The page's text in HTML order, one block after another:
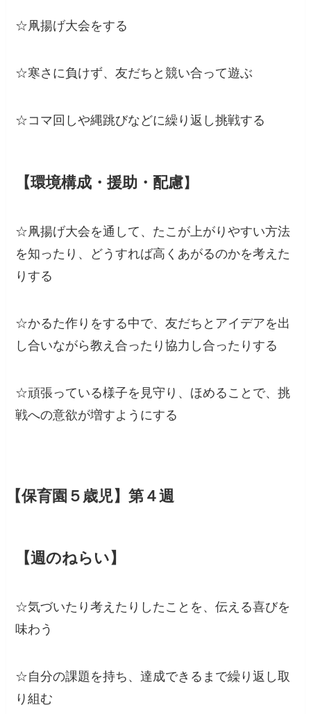
☆凧揚げ大会をする
☆寒さに負けず、友だちと競い合って遊ぶ
☆コマ回しや縄跳びなどに繰り返し挑戦する
【環境構成・援助・配慮】
☆凧揚げ大会を通して、たこが上がりやすい方法
を知ったり、どうすれば高くあがるのかを考えた
りする
☆かるた作りをする中で、友だちとアイデアを出
し合いながら教え合ったり協力し合ったりする
☆頑張っている様子を見守り、ほめることで、挑
戦への意欲が増すようにする
【保育園５歳児】 第４週
【週のねらい】
☆気づいたり考えたりしたことを、伝える喜びを
味わう
☆自分の課題を持ち、達成できるまで繰り返し取
り組む